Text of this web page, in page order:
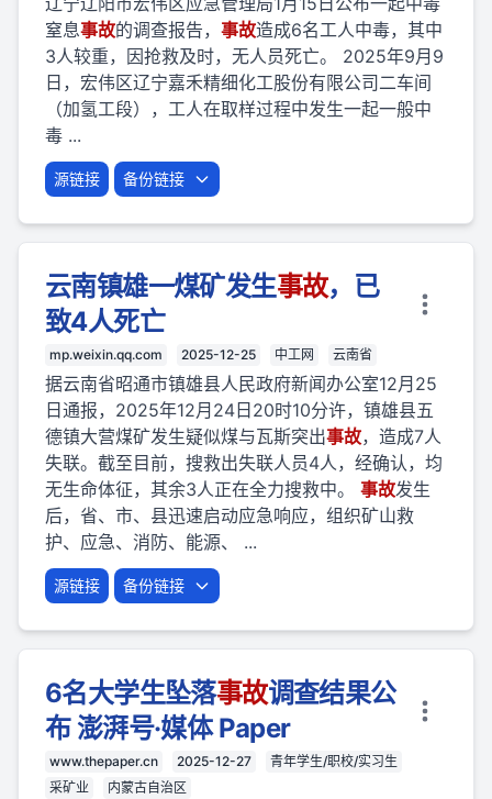
窒息事故的调查报告， 事故造成6名工人中毒，其中
3人较重，因抢救及时，无人员死亡。 2025年9月9
日，宏伟区辽宁嘉禾精细化工股份有限公司二车间
（加氢工段），工人在取样过程中发生一起一般中
毒 ...
源链接 备份链接
云南镇雄一煤矿发生事故，已
致4人死亡
mp.weixin.qq.com 2025-12-25 中工网 云南省
据云南省昭通市镇雄县人民政府新闻办公室12月25
日通报，2025年12月24日20时10分许，镇雄县五
德镇大营煤矿发生疑似煤与瓦斯突出事故，造成7人
失联。截至目前，搜救出失联人员4人，经确认，均
无生命体征，其余3人正在全力搜救中。 事故发生
后，省、市、县迅速启动应急响应，组织矿山救
护、应急、消防、能源、 ...
源链接 备份链接
6名大学生坠落事故调查结果公
布 澎湃号·媒体 Paper
www.thepaper.cn 2025-12-27
青年学生/职校/实习生
采矿业
内蒙古自治区